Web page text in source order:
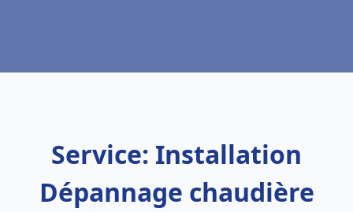
Service: Installation
Dépannage chaudière